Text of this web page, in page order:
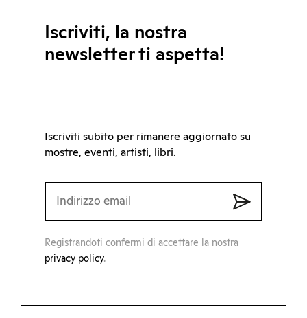
Iscriviti, la nostra
newsletter ti aspetta!
Iscriviti subito per rimanere aggiornato su
mostre, eventi, artisti, libri.
Registrandoti confermi di accettare la nostra
privacy policy.